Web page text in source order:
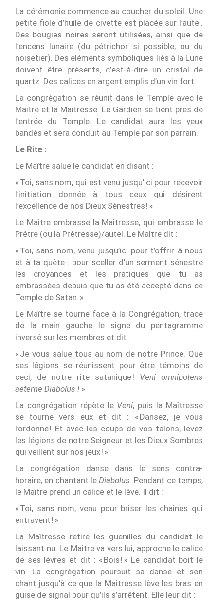
La cérémonie commence au coucher du soleil. Une
petite fiole d’huile de civette est placée sur l’autel.
Des bougies noires seront utilisées, ainsi que de
l’encens lunaire (du pétrichor si possible, ou du
noisetier). Des éléments symboliques liés à la Lune
doivent être présents, c’est-à-dire un cristal de
quartz. Des calices en argent emplis d’un vin fort.
La congrégation se réunit dans le Temple avec le
Maître et la Maîtresse. Le Gardien se tient près de
l’entrée du Temple. Le candidat aura les yeux
bandés et sera conduit au Temple par son parrain.
Le Rite :
Le Maître salue le candidat en disant :
« Toi, sans nom, qui est venu jusqu’ici pour recevoir
l’initiation donnée à tous ceux qui désirent
l’excellence de nos Dieux Sénestres ! »
Le Maître embrasse la Maîtresse, qui embrasse le
Prêtre (ou la Prêtresse)/autel. Le Maître dit :
« Toi, sans nom, venu jusqu’ici pour t’offrir à nous
et à ta quête : pour sceller d’un serment sénestre
les croyances et les pratiques que tu as
embrassées depuis que tu as été accepté dans ce
Temple de Satan. »
Le Maître se tourne face à la Congrégation, trace
de la main gauche le signe du pentagramme
inversé sur les membres et dit :
« Je vous salue tous au nom de notre Prince. Que
ses légions se réunissent pour être témoins de
ceci, de notre rite satanique ! Veni omnipotens
aeterne Diabolus ! »
La congrégation répète le Veni, puis la Maîtresse
se tourne vers eux et dit : « Dansez, je vous
l’ordonne ! Et avec les coups de vos talons, levez
les légions de notre Seigneur et les Dieux Sombres
qui veillent sur nos jeux ! »
La congrégation danse dans le sens contra-
horaire, en chantant leDiabolus . Pendant ce temps,
le Maître prend un calice et le lève. Il dit :
« Toi, sans nom, venu pour briser les chaînes qui
entravent ! »
La Maîtresse retire les guenilles du candidat le
laissant nu. Le Maître va vers lui, approche le calice
de ses lèvres et dit : « Bois ! » Le candidat boit le
vin. La congrégation poursuit sa danse et son
chant jusqu’à ce que la Maîtresse lève les bras en
guise de signal pour qu’ils s’arrêtent. Elle leur dit :